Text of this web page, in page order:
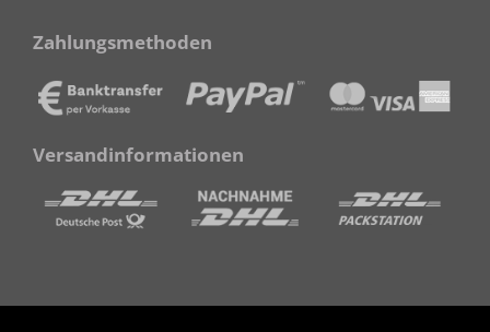
Zahlungsmethoden
Versandinformationen